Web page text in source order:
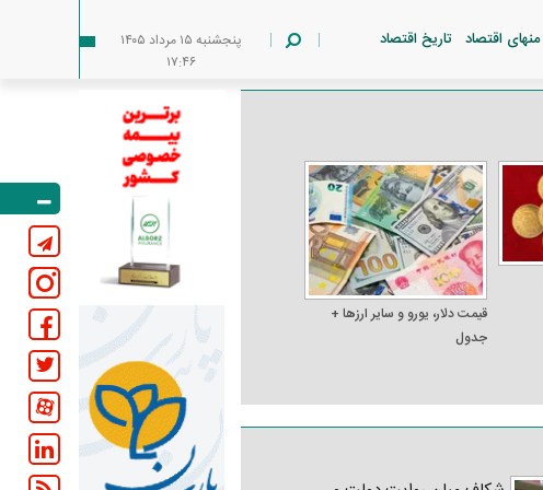
منهای اقتصاد تاریخ اقتصاد
پنجشنبه ۱۵ مرداد ۱۴۰۵
۱۷:۴۶
قیمت دلار، یورو و سایر ارز‌ها +
جدول